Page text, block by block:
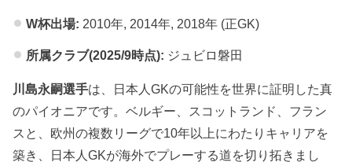
W杯出場: 2010年, 2014年, 2018年 (正GK)
所属クラブ(2025/9時点): ジュビロ磐田
川島永嗣選手は、日本人GKの可能性を世界に証明した真
のパイオニアです。ベルギー、スコットランド、フラン
スと、欧州の複数リーグで10年以上にわたりキャリアを
築き、日本人GKが海外でプレーする道を切り拓きまし